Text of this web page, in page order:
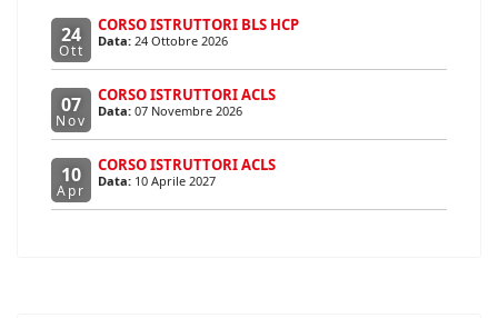
24
Ott
CORSO ISTRUTTORI BLS HCP
Data: 24 Ottobre 2026
07
Nov
CORSO ISTRUTTORI ACLS
Data: 07 Novembre 2026
10
Apr
CORSO ISTRUTTORI ACLS
Data: 10 Aprile 2027